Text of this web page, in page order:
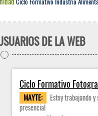
DE LA WEB
Ciclo Formativo
MAYTE:
Estoy trabajando
presencial